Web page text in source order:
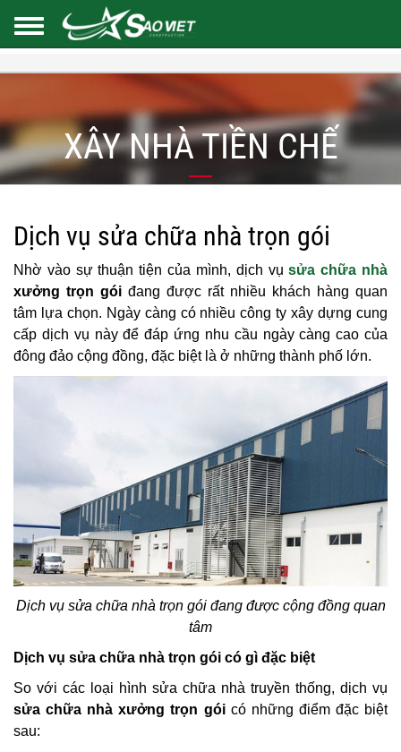
XÂY NHÀ TIỀN CHẾ
Dịch vụ sửa chữa nhà trọn gói
Nhờ vào sự thuận tiện của mình, dịch vụsửa chữa nhà
xưởng trọn gói đang được rất nhiều khách hàng quan
tâm lựa chọn. Ngày càng có nhiều công ty xây dựng cung
cấp dịch vụ này để đáp ứng nhu cầu ngày càng cao của
đông đảo cộng đồng, đặc biệt là ở những thành phố lớn.
Dịch vụ sửa chữa nhà trọn gói đang được cộng đồng quan
tâm
Dịch vụ sửa chữa nhà trọn gói có gì đặc biệt
So với các loại hình sửa chữa nhà truyền thống, dịch vụ
sửa chữa nhà xưởng trọn góicó những điểm đặc biệt
sau: